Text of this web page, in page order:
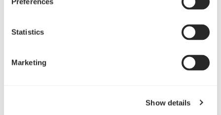
Statistics
Marketing
Show details